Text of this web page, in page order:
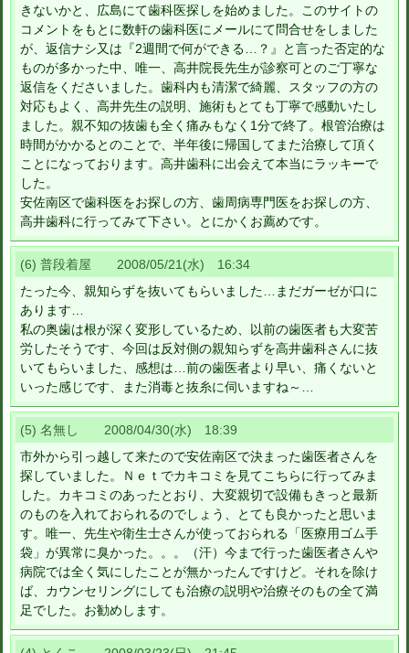
きないかと、広島にて歯科医探しを始めました。このサイトの
コメントをもとに数軒の歯科医にメールにて問合せをしました
が、返信ナシ又は『2週間で何ができる…？』と言った否定的な
ものが多かった中、唯一、高井院長先生が診察可とのご丁寧な
返信をくださいました。歯科内も清潔で綺麗、スタッフの方の
対応もよく、高井先生の説明、施術もとても丁寧で感動いたし
ました。親不知の抜歯も全く痛みもなく1分で終了。根管治療は
時間がかかるとのことで、半年後に帰国してまた治療して頂く
ことになっております。高井歯科に出会えて本当にラッキーで
した。
安佐南区で歯科医をお探しの方、歯周病専門医をお探しの方、
高井歯科に行ってみて下さい。とにかくお薦めです。
(6) 普段着屋 2008/05/21(水) 16:34
たった今、親知らずを抜いてもらいました…まだガーゼが口に
あります…
私の奥歯は根が深く変形しているため、以前の歯医者も大変苦
労したそうです、今回は反対側の親知らずを高井歯科さんに抜
いてもらいました、感想は…前の歯医者より早い、痛くないと
いった感じです、また消毒と抜糸に伺いますね～…
(5) 名無し 2008/04/30(水) 18:39
市外から引っ越して来たので安佐南区で決まった歯医者さんを
探していました。Ｎｅｔでカキコミを見てこちらに行ってみま
した。カキコミのあったとおり、大変親切で設備もきっと最新
のものを入れておられるのでしょう、とても良かったと思いま
す。唯一、先生や衛生士さんが使っておられる「医療用ゴム手
袋」が異常に臭かった。。。（汗）今まで行った歯医者さんや
病院では全く気にしたことが無かったんですけど。それを除け
ば、カウンセリングにしても治療の説明や治療そのもの全て満
足でした。お勧めします。